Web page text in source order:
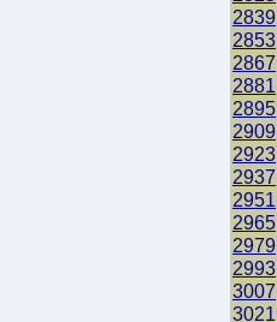
2839
2853
2867
2881
2895
2909
2923
2937
2951
2965
2979
2993
3007
3021